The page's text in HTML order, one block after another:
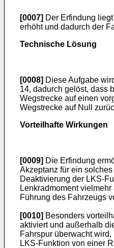
[0007] Der Erfindung
erhöht und dadurch der
Technische Lösung
[0008] Diese Aufgabe
14, dadurch gelöst, dass
Wegstrecke auf einen
Wegstrecke auf Null
Vorteilhafte Wirkungen
[0009] Die Erfindung
Akzeptanz für ein
Deaktivierung der LKS-
Lenkradmoment
Führung des Fahrzeugs
[0010] Besonders
aktiviert und außerhalb
Fahrspur überwacht
LKS-Funktion von einer